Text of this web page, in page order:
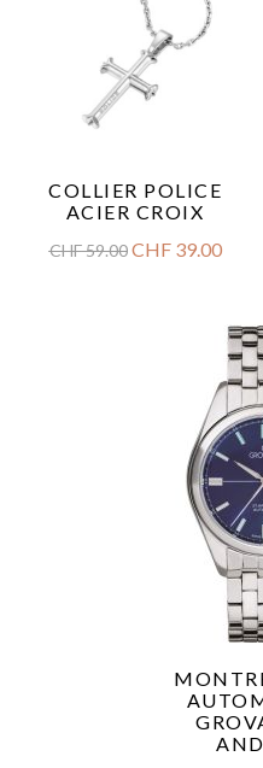
COLLIER POLICE
ACIER CROIX
CHF59.00 CHF39.00